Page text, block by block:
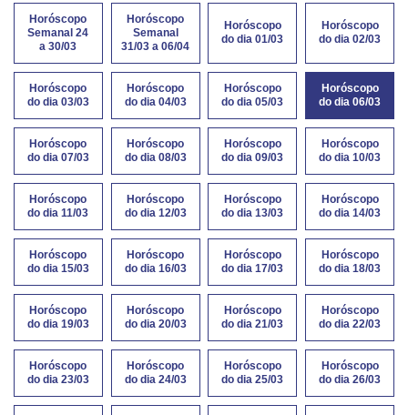
Horóscopo
Semanal 24
a 30/03
Horóscopo
Semanal
31/03 a 06/04
Horóscopo
do dia 01/03
Horóscopo
do dia 02/03
Horóscopo
do dia 03/03
Horóscopo
do dia 04/03
Horóscopo
do dia 05/03
Horóscopo
do dia 06/03
Horóscopo
do dia 07/03
Horóscopo
do dia 08/03
Horóscopo
do dia 09/03
Horóscopo
do dia 10/03
Horóscopo
do dia 11/03
Horóscopo
do dia 12/03
Horóscopo
do dia 13/03
Horóscopo
do dia 14/03
Horóscopo
do dia 15/03
Horóscopo
do dia 16/03
Horóscopo
do dia 17/03
Horóscopo
do dia 18/03
Horóscopo
do dia 19/03
Horóscopo
do dia 20/03
Horóscopo
do dia 21/03
Horóscopo
do dia 22/03
Horóscopo
do dia 23/03
Horóscopo
do dia 24/03
Horóscopo
do dia 25/03
Horóscopo
do dia 26/03